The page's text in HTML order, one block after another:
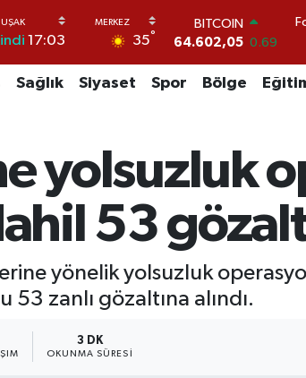
17:03 35°
DOLAR
47,5986 0.06
55,0700
0.1
BİST100
BITCOIN
64.602,05 0.69
Sağlık Siyaset Spor Bölge
yolsuzluk
53
yönelik yolsuzluk
zanlı gözaltına alındı.
3 DK
OKUNMA SÜRESI